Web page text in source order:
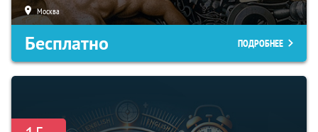
Москва
Бесплатно ПОДРОБНЕЕ